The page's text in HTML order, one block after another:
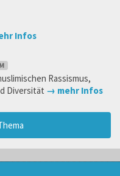
Infos
Rassismus,
Diversität → mehr Infos